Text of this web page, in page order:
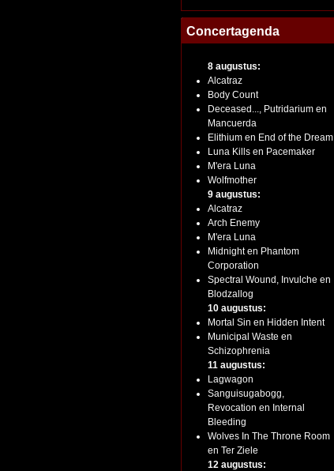
Concertagenda
8 augustus:
Alcatraz
Body Count
Deceased..., Putridarium en
Mancuerda
Elithium en End of the Dream
Luna Kills en Pacemaker
M'era Luna
Wolfmother
9 augustus:
Alcatraz
Arch Enemy
M'era Luna
Midnight en Phantom
Corporation
Spectral Wound, Invulche en
Blodzallog
10 augustus:
Mortal Sin en Hidden Intent
Municipal Waste en
Schizophrenia
11 augustus:
Lagwagon
Sanguisugabogg,
Revocation en Internal
Bleeding
Wolves In The Throne Room
en Ter Ziele
12 augustus: